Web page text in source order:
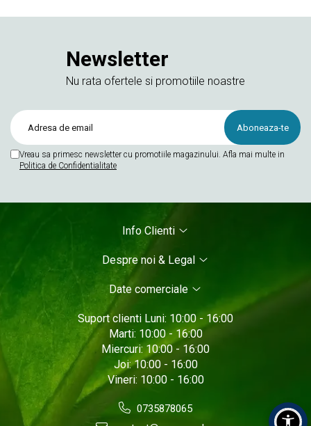
Newsletter
Nu rata ofertele si promotiile noastre
Vreau sa primesc newsletter cu promotiile magazinului. Afla mai multe in
Politica de Confidentialitate
Info Clienti
Despre noi & Legal
Date comerciale
Suport clienti Luni: 10:00 - 16:00
Marti: 10:00 - 16:00
Miercuri: 10:00 - 16:00
Joi: 10:00 - 16:00
Vineri: 10:00 - 16:00
0735878065